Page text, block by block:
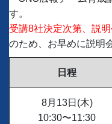
す。
受講8社決定次第、説
のため、お早めに説明
日程
8月13日(木)
10:30〜11:30